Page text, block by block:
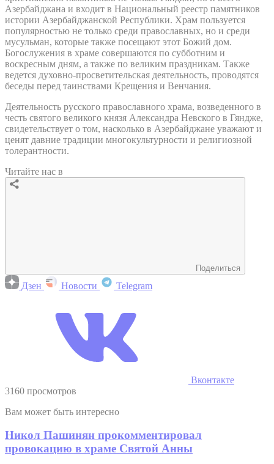
Азербайджана и входит в Национальный реестр памятников
истории Азербайджанской Республики. Храм пользуется
популярностью не только среди православных, но и среди
мусульман, которые также посещают этот Божий дом.
Богослужения в храме совершаются по субботним и
воскресным дням, а также по великим праздникам. Также
ведется духовно-просветительская деятельность, проводятся
беседы перед таинствами Крещения и Венчания.
Деятельность русского православного храма, возведенного в
честь святого великого князя Александра Невского в Гяндже,
свидетельствует о том, насколько в Азербайджане уважают и
ценят давние традиции многокультурности и религиозной
толерантности.
Читайте нас в
Поделиться
Дзен Новости Telegram
Вконтакте
3160 просмотров
Вам может быть интересно
Никол Пашинян прокомментировал
провокацию в храме Святой Анны